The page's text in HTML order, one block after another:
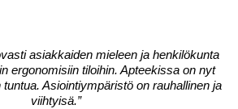
asiakkaiden mieleen ja henkilökunta
ergonomisiin tiloihin. Apteekissa on nyt
Asiointiympäristö on rauhallinen ja
viihtyisä.”